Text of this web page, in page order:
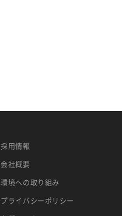
採用情報
会社概要
環境への取り組み
プライバシーポリシー